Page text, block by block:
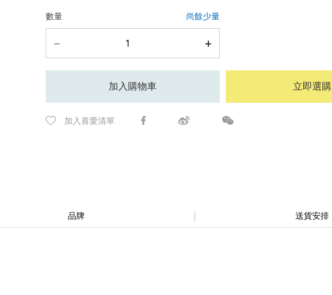
數量 尚餘少量
加入購物車 立即選購
加入喜愛清單
品牌 送貨安排